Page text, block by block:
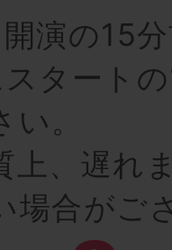
演の15
タート
。
上、遅れ
場合がご